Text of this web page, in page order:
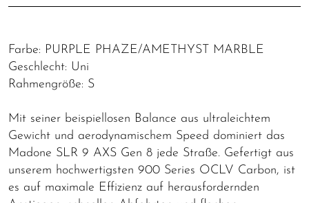
Farbe: PURPLE PHAZE/AMETHYST MARBLE
Geschlecht: Uni
Rahmengröße: S
Mit seiner beispiellosen Balance aus ultraleichtem
Gewicht und aerodynamischem Speed dominiert das
Madone SLR 9 AXS Gen 8 jede Straße. Gefertigt aus
unserem hochwertigsten 900 Series OCLV Carbon, ist
es auf maximale Effizienz auf herausfordernden